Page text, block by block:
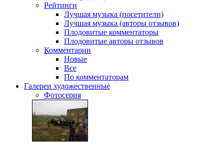
Рейтинги
Лучшая музыка (посетители)
Лучшая музыка (авторы отзывов)
Плодовитые комментаторы
Плодовитые авторы отзывов
Комментарии
Новые
Все
По комментаторам
Галереи художественные
Фотосерия